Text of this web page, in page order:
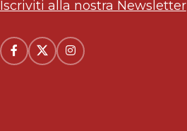
Iscriviti alla nostra Newsletter